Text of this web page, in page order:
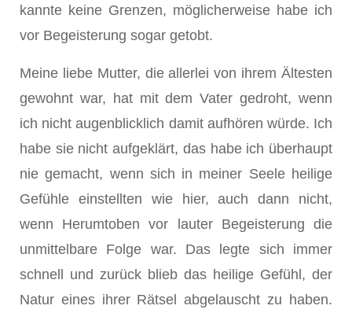
kannte keine Grenzen, möglicherweise habe ich
vor Begeisterung sogar getobt.
Meine liebe Mutter, die allerlei von ihrem Ältesten
gewohnt war, hat mit dem Vater gedroht, wenn
ich nicht augenblicklich damit aufhören würde. Ich
habe sie nicht aufgeklärt, das habe ich überhaupt
nie gemacht, wenn sich in meiner Seele heilige
Gefühle einstellten wie hier, auch dann nicht,
wenn Herumtoben vor lauter Begeisterung die
unmittelbare Folge war. Das legte sich immer
schnell und zurück blieb das heilige Gefühl, der
Natur eines ihrer Rätsel abgelauscht zu haben.